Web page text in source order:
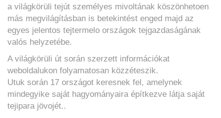
a világkörüli tejút személyes mivoltának köszönhetoen
más megvilágításban is betekintést enged majd az
egyes jelentos tejtermelo országok tejgazdaságának
valós helyzetébe.
A világkörüli út során szerzett információkat
weboldalukon folyamatosan közzéteszik.
Utuk során 17 országot keresnek fel, amelynek
mindegyike saját hagyományaira építkezve látja saját
tejipara jövojét..